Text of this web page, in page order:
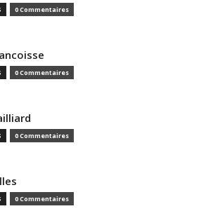
0 Commentaires
0 Commentaires
0 Commentaires
0 Commentaires